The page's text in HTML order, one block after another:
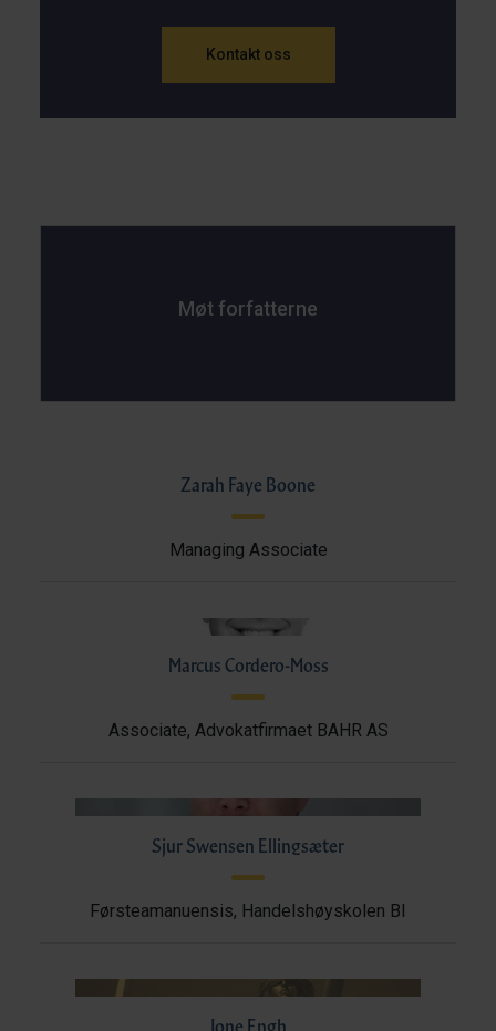
Kontakt oss
Møt forfatterne
Zarah Faye Boone
Managing Associate
Marcus Cordero-Moss
Associate, Advokatfirmaet BAHR AS
Sjur Swensen Ellingsæter
Førsteamanuensis, Handelshøyskolen BI
Jone Engh